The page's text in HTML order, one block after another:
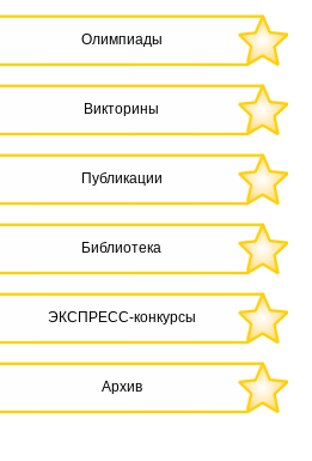
Олимпиады
Викторины
Публикации
Библиотека
ЭКСПРЕСС-конкурсы
Архив